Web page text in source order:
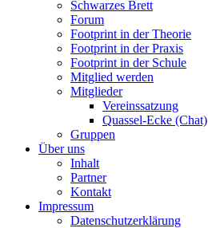
Schwarzes Brett
Forum
Footprint in der Theorie
Footprint in der Praxis
Footprint in der Schule
Mitglied werden
Mitglieder
Vereinssatzung
Quassel-Ecke (Chat)
Gruppen
Über uns
Inhalt
Partner
Kontakt
Impressum
Datenschutzerklärung